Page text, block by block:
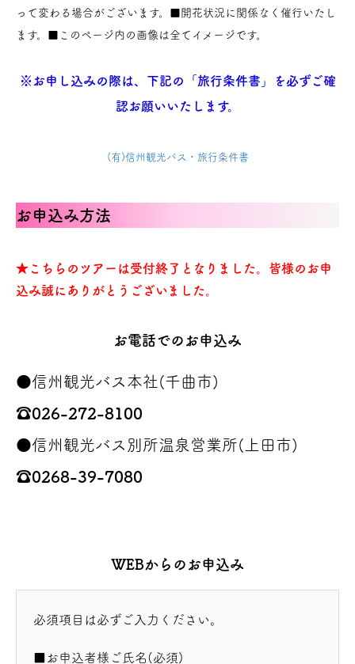
って変わる場合がございます。■開花状況に関係なく催行いたし
ます。■このページ内の画像は全てイメージです。
※お申し込みの際は、下記の「旅行条件書」を必ずご確
認お願いいたします。
(有)信州観光バス・旅行条件書
お申込み方法
★こちらのツアーは受付終了となりました。皆様のお申
込み誠にありがとうございました。
お電話でのお申込み
●信州観光バス本社(千曲市)
☎026-272-8100
●信州観光バス別所温泉営業所(上田市)
☎0268-39-7080
WEBからのお申込み
必須項目は必ずご入力ください。
■お申込者様ご氏名(必須)